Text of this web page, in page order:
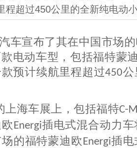
程超过450公里的全新纯电动
车宣布了其在中国市场
电动车型，包括福特蒙
预计续航里程超过450公
上海车展上，包括福特C-
Energi插电式混合动力
的福特蒙迪欧Energi插电